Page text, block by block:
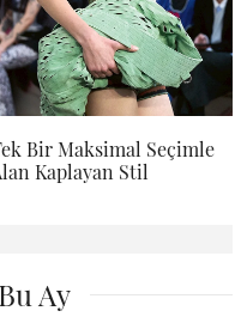
Bir Maksimal Seçimle
Kaplayan Stil
Ay